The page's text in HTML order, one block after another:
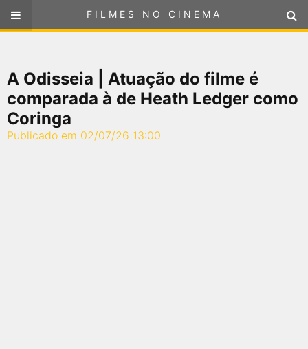
FILMES NO CINEMA
ou selecione sua localização
A Odisseia | Atuação do filme é
comparada à de Heath Ledger como
Coringa
Publicado em 02/07/26 13:00
FILMES NO CINEMA
FILMES EM CARTAZ
PRÓXIMOS LANÇAMENTOS